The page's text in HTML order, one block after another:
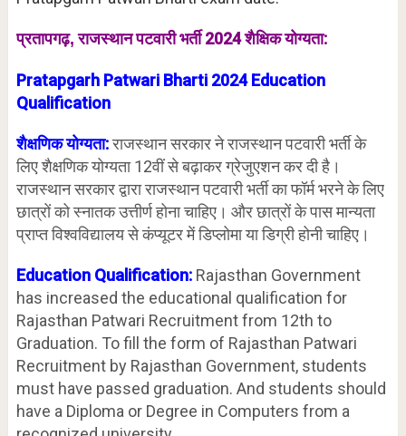
प्रतापगढ़, राजस्थान पटवारी भर्ती 2024 शैक्षिक योग्यता:
Pratapgarh Patwari Bharti 2024 Education
Qualification
शैक्षणिक योग्यता:राजस्थान सरकार ने राजस्थान पटवारी भर्ती के
लिए शैक्षणिक योग्यता 12वीं से बढ़ाकर ग्रेजुएशन कर दी है।
राजस्थान सरकार द्वारा राजस्थान पटवारी भर्ती का फॉर्म भरने के लिए
छात्रों को स्नातक उत्तीर्ण होना चाहिए। और छात्रों के पास मान्यता
प्राप्त विश्वविद्यालय से कंप्यूटर में डिप्लोमा या डिग्री होनी चाहिए।
Education Qualification:Rajasthan Government
has increased the educational qualification for
Rajasthan Patwari Recruitment from 12th to
Graduation. To fill the form of Rajasthan Patwari
Recruitment by Rajasthan Government, students
must have passed graduation. And students should
have a Diploma or Degree in Computers from a